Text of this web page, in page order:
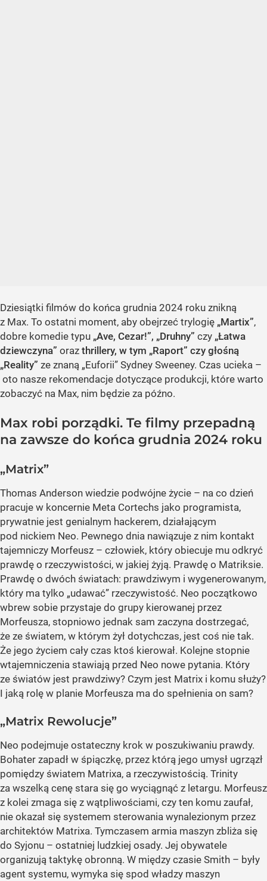
Dziesiątki filmów do końca grudnia 2024 roku znikną
z Max. To ostatni moment, aby obejrzeć trylogię „Martix”,
dobre komedie typu „Ave, Cezar!”, „Druhny” czy „Łatwa
dziewczyna” oraz thrillery, w tym „Raport” czy głośną
„Reality” ze znaną „Euforii” Sydney Sweeney. Czas ucieka –
oto nasze rekomendacje dotyczące produkcji, które warto
zobaczyć na Max, nim będzie za późno.
Max robi porządki. Te filmy przepadną
na zawsze do końca grudnia 2024 roku
„Matrix”
Thomas Anderson wiedzie podwójne życie – na co dzień
pracuje w koncernie Meta Cortechs jako programista,
prywatnie jest genialnym hackerem, działającym
pod nickiem Neo. Pewnego dnia nawiązuje z nim kontakt
tajemniczy Morfeusz – człowiek, który obiecuje mu odkryć
prawdę o rzeczywistości, w jakiej żyją. Prawdę o Matriksie.
Prawdę o dwóch światach: prawdziwym i wygenerowanym,
który ma tylko „udawać” rzeczywistość. Neo początkowo
wbrew sobie przystaje do grupy kierowanej przez
Morfeusza, stopniowo jednak sam zaczyna dostrzegać,
że ze światem, w którym żył dotychczas, jest coś nie tak.
Że jego życiem cały czas ktoś kierował. Kolejne stopnie
wtajemniczenia stawiają przed Neo nowe pytania. Który
ze światów jest prawdziwy? Czym jest Matrix i komu służy?
I jaką rolę w planie Morfeusza ma do spełnienia on sam?
„Matrix Rewolucje”
Neo podejmuje ostateczny krok w poszukiwaniu prawdy.
Bohater zapadł w śpiączkę, przez którą jego umysł ugrzązł
pomiędzy światem Matrixa, a rzeczywistością. Trinity
za wszelką cenę stara się go wyciągnąć z letargu. Morfeusz
z kolei zmaga się z wątpliwościami, czy ten komu zaufał,
nie okazał się systemem sterowania wynalezionym przez
architektów Matrixa. Tymczasem armia maszyn zbliża się
do Syjonu – ostatniej ludzkiej osady. Jej obywatele
organizują taktykę obronną. W między czasie Smith – były
agent systemu, wymyka się spod władzy maszyn